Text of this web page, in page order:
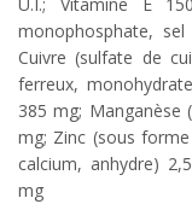
monophosphate,
Cuivre (sulfate de
ferreux,
385 mg; Manganèse
mg; Zinc (sous
calcium, anhydre)
mg